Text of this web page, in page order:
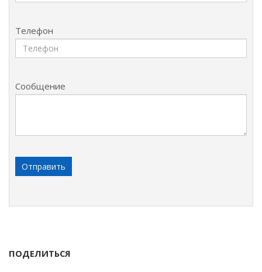
Телефон
Сообщение
ПОДЕЛИТЬСЯ